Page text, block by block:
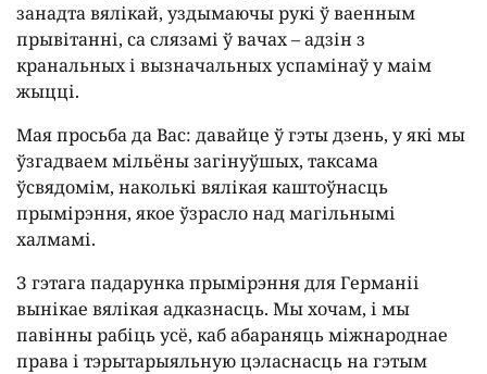
занадта вялікай, уздымаючы рукі ў ваенным
прывітанні, са слязамі ў вачах – адзін з
кранальных і вызначальных успамінаў у маім
жыцці.
Мая просьба да Вас: давайце ў гэты дзень, у які мы
ўзгадваем мільёны загінуўшых, таксама
ўсвядомім, наколькі вялікая каштоўнасць
прымірэння, якое ўзрасло над магільнымі
халмамі.
З гэтага падарунка прымірэння для Германіі
вынікае вялікая адказнасць. Мы хочам, і мы
павінны рабіць усё, каб абараняць міжнароднае
права і тэрытарыяльную цэласнасць на гэтым